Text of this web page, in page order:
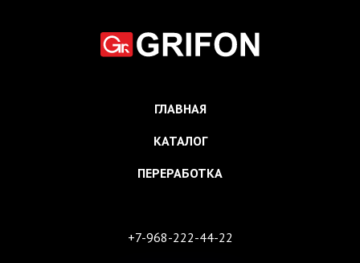
ГЛАВНАЯ
КАТАЛОГ
ПЕРЕРАБОТКА
+7-968-222-44-22